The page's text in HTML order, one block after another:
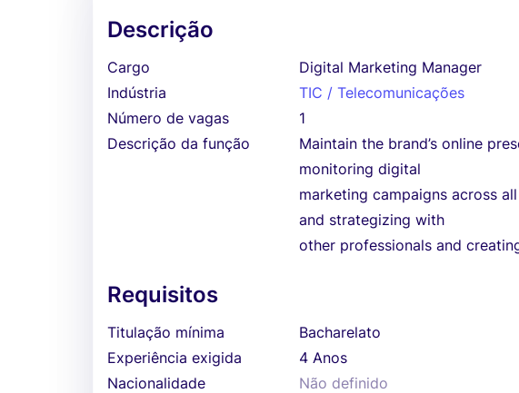
Descrição
Cargo
Digital Marketing Manager
Indústria
TIC / Telecomunicações
Número de vagas
1
Descrição da função
Maintain the brand’s online
monitoring digital
marketing campaigns across
and strategizing with
other professionals and
Requisitos
Titulação mínima
Bacharelato
Experiência exigida
4 Anos
Nacionalidade
Não definido